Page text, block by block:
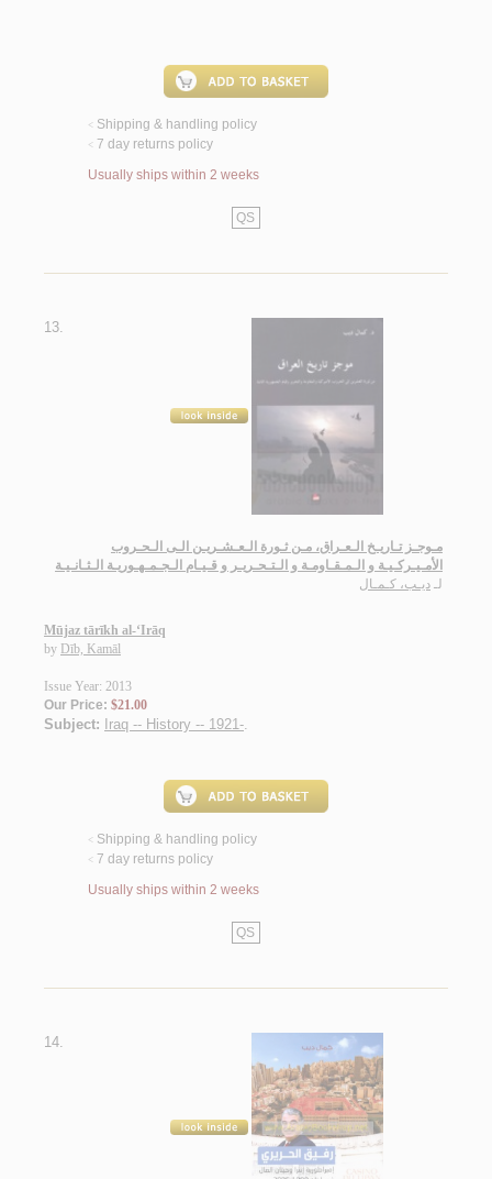
< Shipping & handling policy
< 7 day returns policy
Usually ships within 2 weeks
QS
13.
مـوجـز تـاريـخ الـعـراق، مـن ثـورة الـعـشـريـن الـى الـحـروب
الأمـيـركـيـة و الـمـقـاومـة و الـتـحـريـر و قـيـام الـجـمـهـوريـة الـثـانـيـة
لـ ديـب، كـمـال
Mūjaz tārīkh al-‘Irāq
by Dīb, Kamāl
Issue Year: 2013
Our Price: $21.00
Subject: Iraq -- History -- 1921-.
< Shipping & handling policy
< 7 day returns policy
Usually ships within 2 weeks
QS
14.